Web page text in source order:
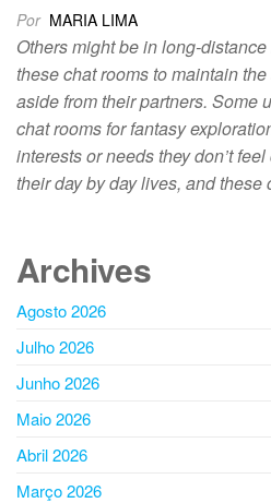
Por MARIA LIMA
Others might be in long-
these chat rooms to maintain
aside from their partners. Some
chat rooms for fantasy
interests or needs they don’t
their day by day lives, and
Archives
Agosto 2026
Julho 2026
Junho 2026
Maio 2026
Abril 2026
Março 2026